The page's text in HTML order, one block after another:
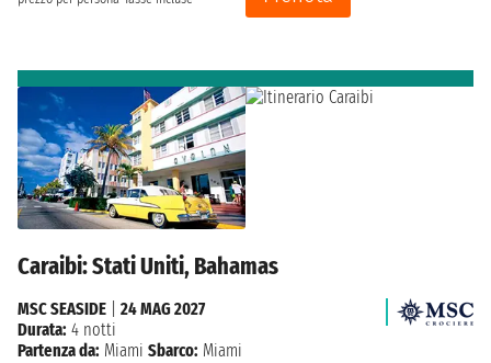
Caraibi: Stati Uniti, Bahamas
MSC SEASIDE
24 MAG 2027
Durata: 4 notti
Partenza da: Miami Sbarco: Miami